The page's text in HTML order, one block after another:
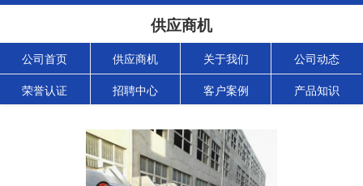
供应商机
公司首页 供应商机 关于我们 公司动态
荣誉认证 招聘中心 客户案例 产品知识